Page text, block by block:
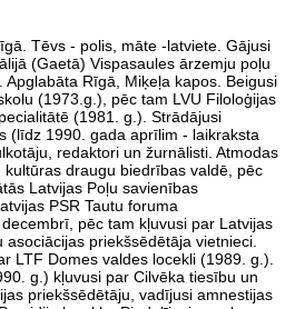
Tēvs - polis, māte -latviete. Gājusi
(Gaetā) Vispasaules ārzemju poļu
Rīgā, Miķeļa kapos. Beigusi
(1973.g.), pēc tam LVU Filoloģijas
(1981. g.). Strādājusi
(līdz 1990. gada aprīlim - laikraksta
redaktori un žurnālisti. Atmodas
draugu biedrības valdē, pēc
Latvijas Poļu savienības
PSR Tautu foruma
pēc tam kļuvusi par Latvijas
priekšsēdētāja vietnieci.
LTF Domes valdes locekli (1989. g.).
g.) kļuvusi par Cilvēka tiesību un
priekšsēdētāju, vadījusi amnestijas